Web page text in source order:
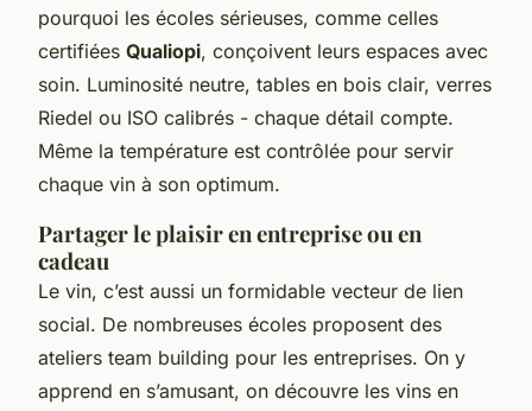
pourquoi les écoles sérieuses, comme celles
certifiées Qualiopi, conçoivent leurs espaces avec
soin. Luminosité neutre, tables en bois clair, verres
Riedel ou ISO calibrés - chaque détail compte.
Même la température est contrôlée pour servir
chaque vin à son optimum.
Partager le plaisir en entreprise ou en
cadeau
Le vin, c’est aussi un formidable vecteur de lien
social. De nombreuses écoles proposent des
ateliers team building pour les entreprises. On y
apprend en s’amusant, on découvre les vins en